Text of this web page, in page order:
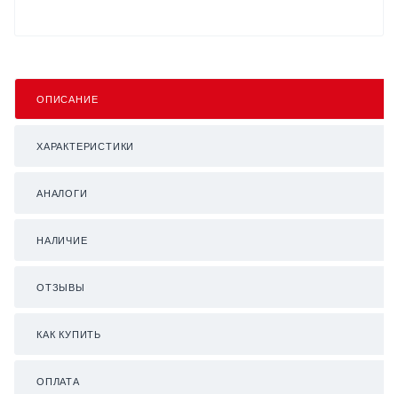
ОПИСАНИЕ
ХАРАКТЕРИСТИКИ
АНАЛОГИ
НАЛИЧИЕ
ОТЗЫВЫ
КАК КУПИТЬ
ОПЛАТА